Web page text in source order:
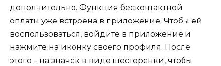
дополнительно. Функция бесконтактной
оплаты уже встроена в приложение. Чтобы ей
воспользоваться, войдите в приложение и
нажмите на иконку своего профиля. После
этого – на значок в виде шестеренки, чтобы